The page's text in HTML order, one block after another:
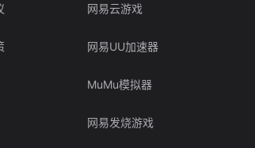
网易云游戏
网易UU加速器
MuMu模拟器
网易发烧游戏